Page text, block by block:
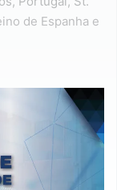
de Espanha e